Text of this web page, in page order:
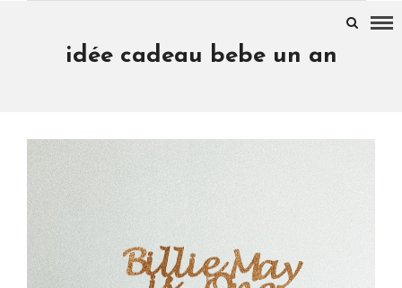
idée cadeau bebe un an